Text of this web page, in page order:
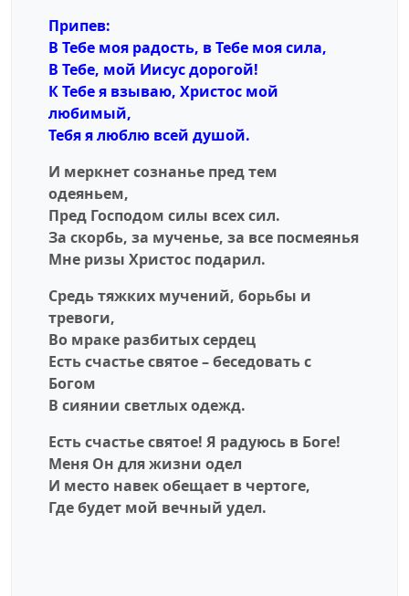
Припев:
В Тебе моя радость, в Тебе моя сила,
В Тебе, мой Иисус дорогой!
К Тебе я взываю, Христос мой
любимый,
Тебя я люблю всей душой.
И меркнет сознанье пред тем
одеяньем,
Пред Господом силы всех сил.
За скорбь, за мученье, за все посмеянья
Мне ризы Христос подарил.
Средь тяжких мучений, борьбы и
тревоги,
Во мраке разбитых сердец
Есть счастье святое – беседовать с
Богом
В сиянии светлых одежд.
Есть счастье святое! Я радуюсь в Боге!
Меня Он для жизни одел
И место навек обещает в чертоге,
Где будет мой вечный удел.